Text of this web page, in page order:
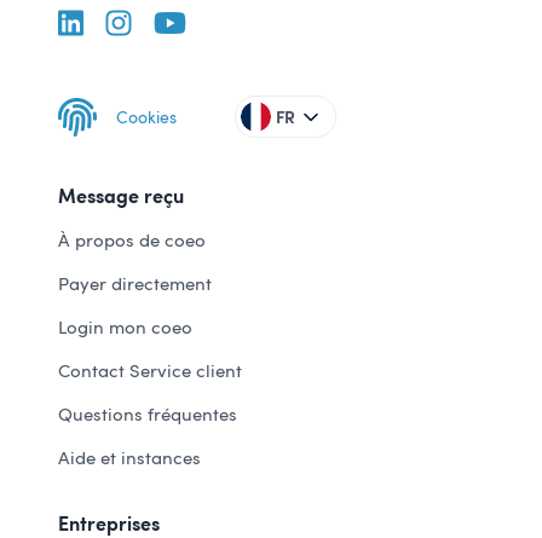
Cookies FR
Message reçu
À propos de coeo
Payer directement
Login mon coeo
Contact Service client
Questions fréquentes
Aide et instances
Entreprises